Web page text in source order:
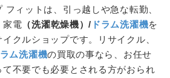
フィットは、引っ越しや急な転勤、
家電 （洗濯乾燥機）/ ドラム洗濯機を
クルショップです。リサイクル、
ラム洗濯機の買取の事なら、お任せ
不要でも必要とされる方がおられ